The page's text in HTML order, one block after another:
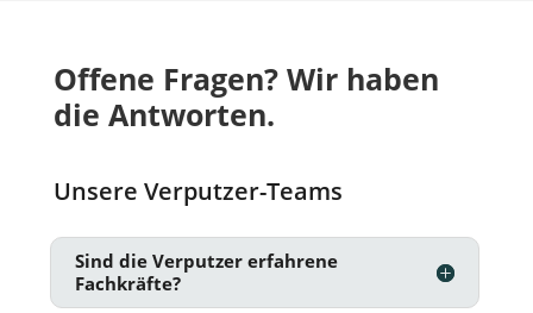
Offene Fragen? Wir haben
die Antworten.
Unsere Verputzer-Teams
Sind die Verputzer erfahrene
Fachkräfte?